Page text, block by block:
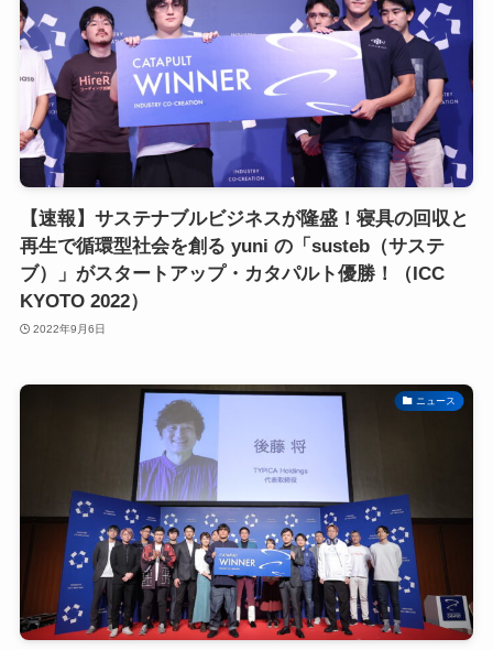
【速報】サステナブルビジネスが隆盛！寝具の回収と
再生で循環型社会を創る yuni の「susteb（サステ
ブ）」がスタートアップ・カタパルト優勝！（ICC
KYOTO 2022）
2022年9月6日
ニュース